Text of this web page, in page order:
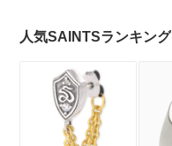
人気SAINTSランキング